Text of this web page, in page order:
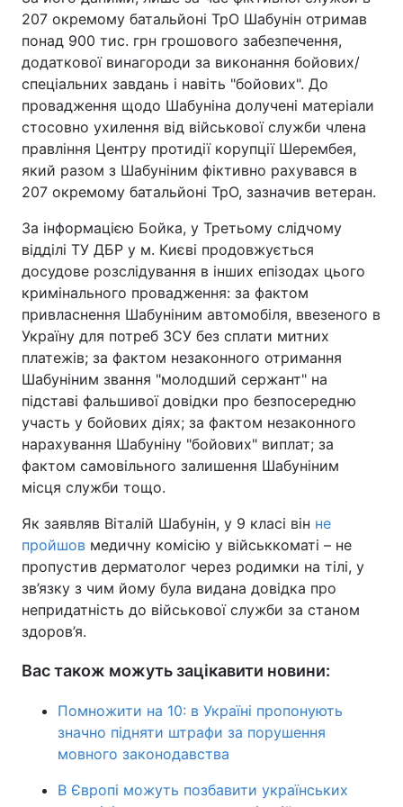
Тема оформлення
207 окремому батальйоні ТрО Шабунін отримав
понад 900 тис. грн грошового забезпечення,
додаткової винагороди за виконання бойових/
спеціальних завдань і навіть "бойових". До
провадження щодо Шабуніна долучені матеріали
стосовно ухилення від військової служби члена
правління Центру протидії корупції Шерембея,
який разом з Шабуніним фіктивно рахувався в
207 окремому батальйоні ТрО, зазначив ветеран.
За інформацією Бойка, у Третьому слідчому
відділі ТУ ДБР у м. Києві продовжується
досудове розслідування в інших епізодах цього
кримінального провадження: за фактом
привласнення Шабуніним автомобіля, ввезеного в
Україну для потреб ЗСУ без сплати митних
платежів; за фактом незаконного отримання
Шабуніним звання "молодший сержант" на
підставі фальшивої довідки про безпосередню
участь у бойових діях; за фактом незаконного
нарахування Шабуніну "бойових" виплат; за
фактом самовільного залишення Шабуніним
місця служби тощо.
Як заявляв Віталій Шабунін, у 9 класі він не
пройшов медичну комісію у військкоматі – не
пропустив дерматолог через родимки на тілі, у
зв’язку з чим йому була видана довідка про
непридатність до військової служби за станом
здоров’я.
Вас також можуть зацікавити новини:
Помножити на 10: в Україні пропонують
значно підняти штрафи за порушення
мовного законодавства
В Європі можуть позбавити українських